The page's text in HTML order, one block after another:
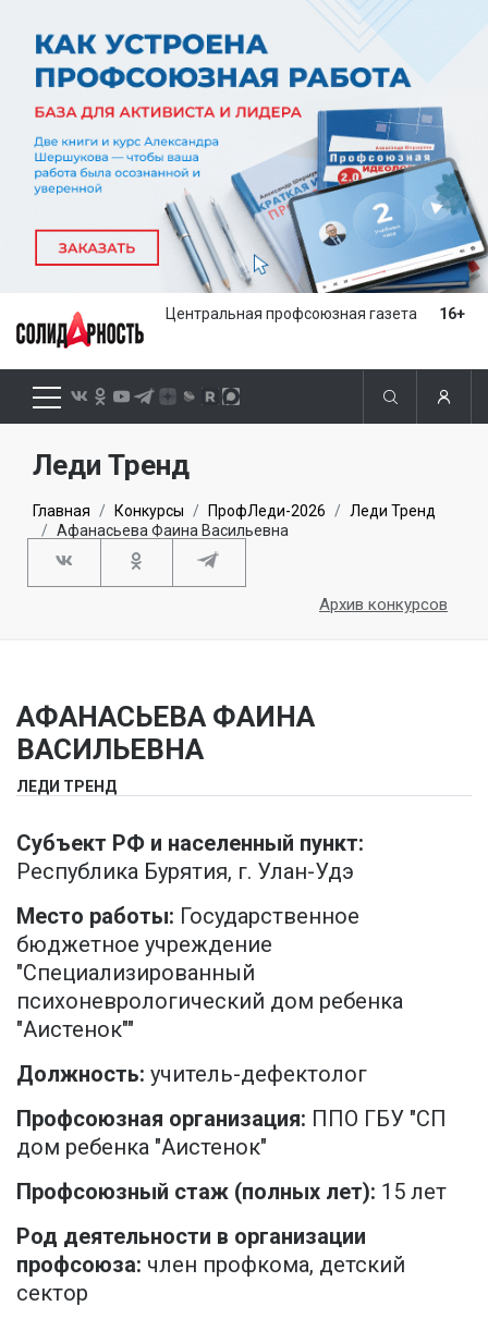
Центральная профсоюзная газета 16+
Леди Тренд
Главная Конкурсы ПрофЛеди-2026
Леди Тренд
Афанасьева Фаина Васильевна
Архив конкурсов
АФАНАСЬЕВА ФАИНА
ВАСИЛЬЕВНА
ЛЕДИ ТРЕНД
Субъект РФ и населенный пункт:
Республика Бурятия, г. Улан-Удэ
Место работы: Государственное
бюджетное учреждение
"Специализированный
психоневрологический дом ребенка
"Аистенок""
Должность: учитель-дефектолог
Профсоюзная организация: ППО ГБУ "СП
дом ребенка "Аистенок"
Профсоюзный стаж (полных лет): 15 лет
Род деятельности в организации
профсоюза: член профкома, детский
сектор